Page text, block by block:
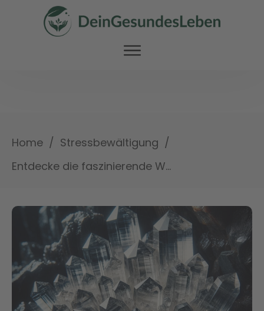
Home / Stressbewältigung /
Entdecke die faszinierende Welt der Bergkristalle